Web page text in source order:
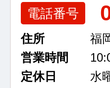
電話番号
住所
福
営業時間
定休日
水